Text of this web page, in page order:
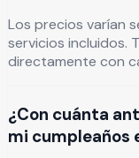
Los precios varían
servicios incluidos.
directamente con
¿Con cuánta
mi cumpleaños